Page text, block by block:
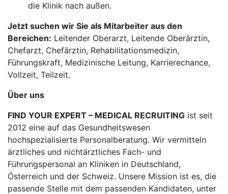
die Klinik nach außen.
Jetzt suchen wir Sie als Mitarbeiter aus den
Bereichen: Leitender Oberarzt, Leitende Oberärztin,
Chefarzt, Chefärztin, Rehabilitationsmedizin,
Führungskraft, Medizinische Leitung, Karrierechance,
Vollzeit, Teilzeit.
Über uns
FIND YOUR EXPERT – MEDICAL RECRUITING ist seit
2012 eine auf das Gesundheitswesen
hochspezialisierte Personalberatung. Wir vermitteln
ärztliches und nichtärztliches Fach- und
Führungspersonal an Kliniken in Deutschland,
Österreich und der Schweiz. Unsere Mission ist es, die
passende Stelle mit dem passenden Kandidaten, unter